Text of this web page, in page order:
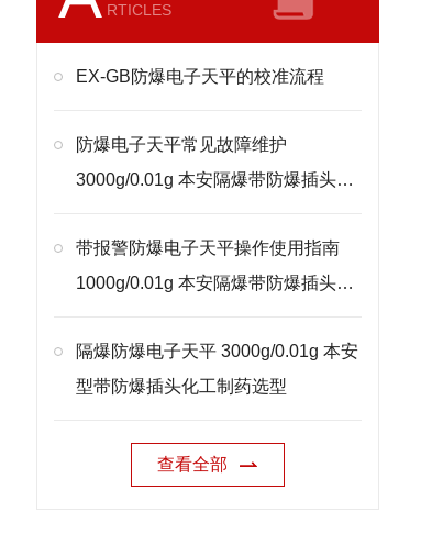
RTICLES
EX-GB防爆电子天平的校准流程
防爆电子天平常见故障维护
3000g/0.01g 本安隔爆带防爆插头处
带报警防爆电子天平操作使用指南
1000g/0.01g 本安隔爆带防爆插头校
隔爆防爆电子天平 3000g/0.01g 本安
型带防爆插头化工制药选型
查看全部